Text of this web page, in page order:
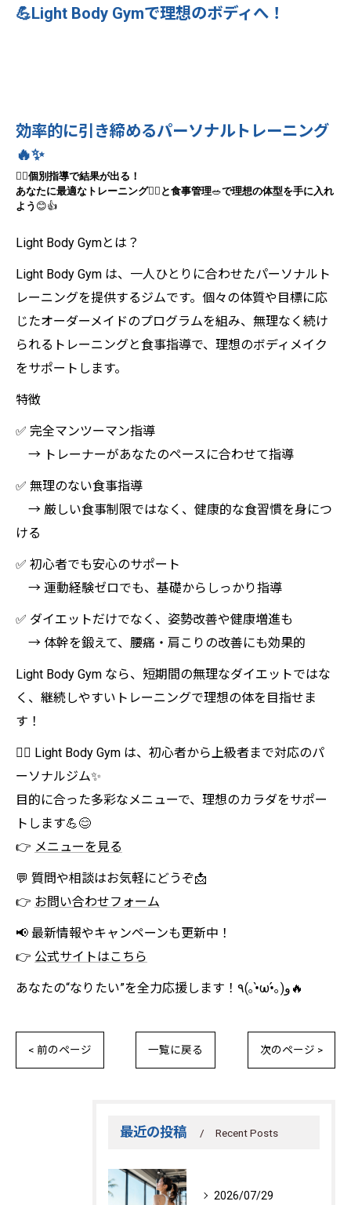
💪Light Body Gymで理想のボディへ！
効率的に引き締めるパーソナルトレーニング
🔥✨
🧘‍♀️個別指導で結果が出る！
あなたに最適なトレーニング🏋️‍♂️ と食事管理🥗で理想の体型を手に入れ
よう 😊👍
Light Body Gymとは？
Light Body Gym は、一人ひとりに合わせたパーソナルト
レーニングを提供するジムです。個々の体質や目標に応
じたオーダーメイドのプログラムを組み、無理なく続け
られるトレーニングと食事指導で、理想のボディメイク
をサポートします。
特徴
✅ 完全マンツーマン指導
→ トレーナーがあなたのペースに合わせて指導
✅ 無理のない食事指導
→ 厳しい食事制限ではなく、健康的な食習慣を身につ
ける
✅ 初心者でも安心のサポート
→ 運動経験ゼロでも、基礎からしっかり指導
✅ ダイエットだけでなく、姿勢改善や健康増進も
→ 体幹を鍛えて、腰痛・肩こりの改善にも効果的
Light Body Gym なら、短期間の無理なダイエットではな
く、継続しやすいトレーニングで理想の体を目指せま
す！
🏋️‍♀️ Light Body Gym は、初心者から上級者まで対応のパ
ーソナルジム✨
目的に合った多彩なメニューで、理想のカラダをサポー
トします💪😊
👉 メニューを見る
💬 質問や相談はお気軽にどうぞ📩
👉 お問い合わせフォーム
📢 最新情報やキャンペーンも更新中！
👉 公式サイトはこちら
あなたの“なりたい”を全力応援します！٩(｡•̀ω•́｡)و🔥
< 前のページ 一覧に戻る 次のページ >
最近の投稿 Recent Posts
2026/07/29